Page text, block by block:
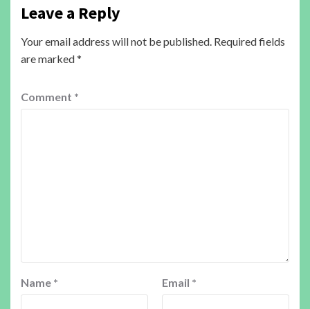
Leave a Reply
Your email address will not be published. Required fields
are marked*
Comment *
Name * Email *